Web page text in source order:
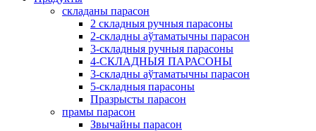
складаны парасон
2 складныя ручныя парасоны
2-складны аўтаматычны парасон
3-складныя ручныя парасоны
4-СКЛАДНЫЯ ПАРАСОНЫ
3-складны аўтаматычны парасон
5-складныя парасоны
Празрысты парасон
прамы парасон
Звычайны парасон